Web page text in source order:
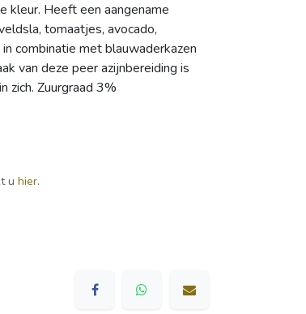
kleur. Heeft een aangename
tomaatjes, avocado,
combinatie met blauwaderkazen
van deze peer azijnbereiding is
zich. Zuurgraad 3%
u hier.